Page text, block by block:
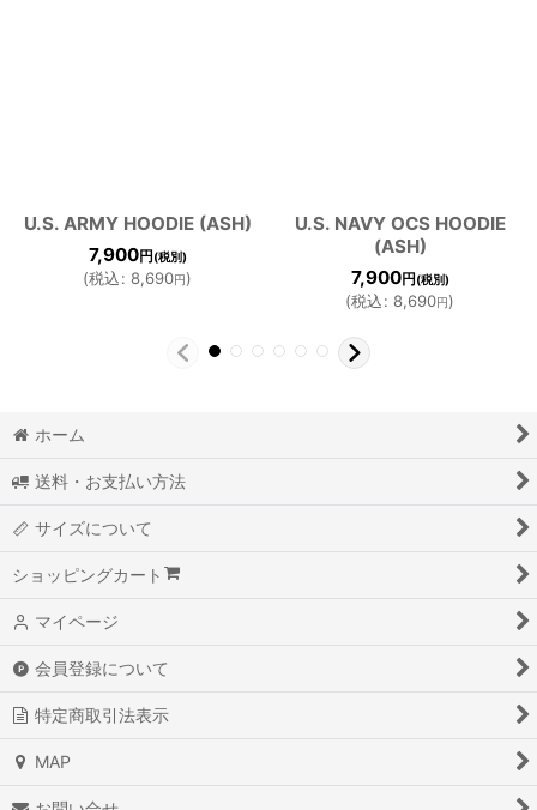
U.S. ARMY HOODIE (ASH)
7,900円 (税別)
(税込: 8,690円)
U.S. NAVY OCS HOODIE
(ASH)
7,900円 (税別)
(税込: 8,690円)
ホーム
送料・お支払い方法
サイズについて
ショッピングカート
マイページ
会員登録について
特定商取引法表示
MAP